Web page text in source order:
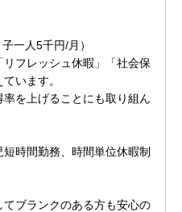
一人5千円/月）
リフレッシュ休暇」「社会保
います。
を上げることにも取り組ん
時間勤務、時間単位休暇制
てブランクのある方も安心の